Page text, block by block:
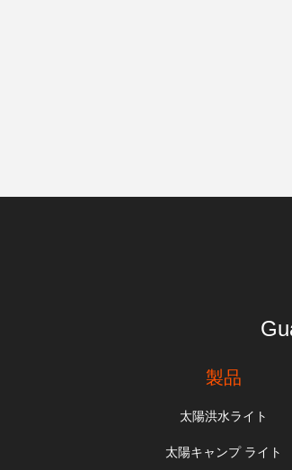
製品
太陽洪水ライト
太陽キャンプ ライト